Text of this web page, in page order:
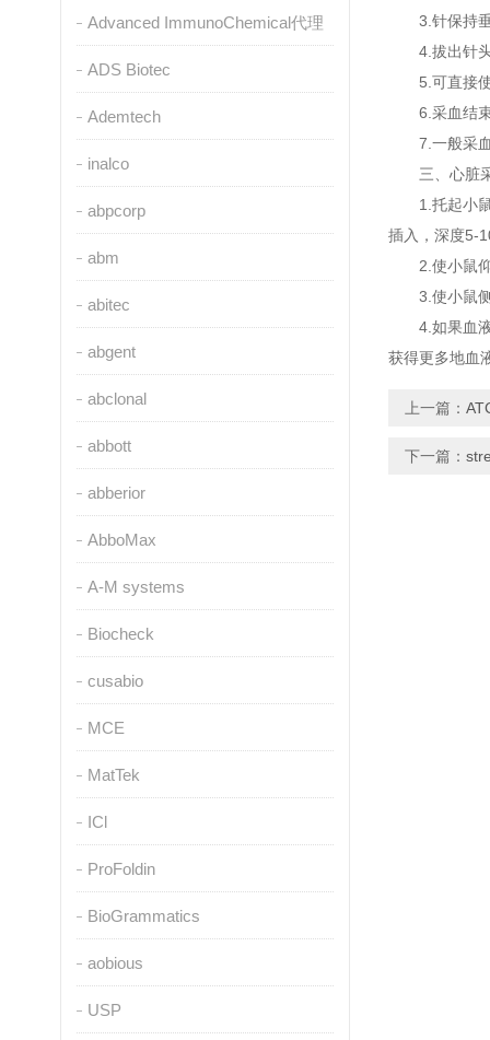
Advanced ImmunoChemical代理
ADS Biotec
Ademtech
inalco
abpcorp
abm
abitec
abgent
abclonal
abbott
abberior
AbboMax
A-M systems
Biocheck
cusabio
MCE
MatTek
ICl
ProFoldin
BioGrammatics
aobious
USP
3.针保持垂
4.拔出针头
5.可直接使
6.采血结束
7.一般采血
三、心脏
1.托起小鼠
插入，深度5-
2.使小鼠仰
3.使小鼠侧
4.如果血液
获得更多地血
上一篇：
下一篇：